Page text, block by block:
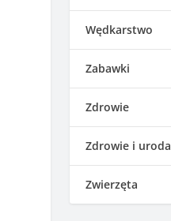
Wędkarstwo
Zabawki
Zdrowie
Zdrowie i uroda
Zwierzęta